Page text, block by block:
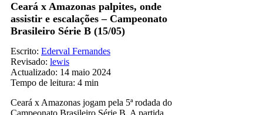
Ceará x Amazonas palpites, onde
assistir e escalações – Campeonato
Brasileiro Série B (15/05)
Escrito: Ederval Fernandes
Revisado: lewis
Actualizado: 14 maio 2024
Tempo de leitura: 4 min
Ceará x Amazonas jogam pela 5ª rodada do
Campeonato Brasileiro Série B. A partida